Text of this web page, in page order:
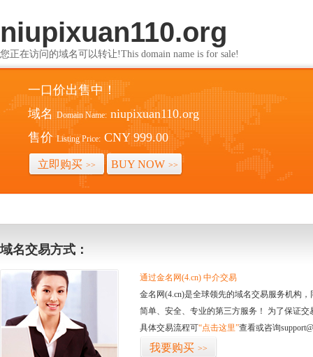
niupixuan110.org
您正在访问的域名可以转让!This domain name is for sale!
一口价出售中！
域名 Domain Name: niupixuan110.org
售价 Listing Price: CNY 999.00
立即购买 >> BUY NOW >>
域名交易方式：
通过金名网(4.cn) 中介交易
金名网(4.cn)是全球领先的域名交易服务机构
简单、安全、专业的第三方服务！ 为了保证
具体交易流程可“点击这里”查看或咨询
我要购买 >>